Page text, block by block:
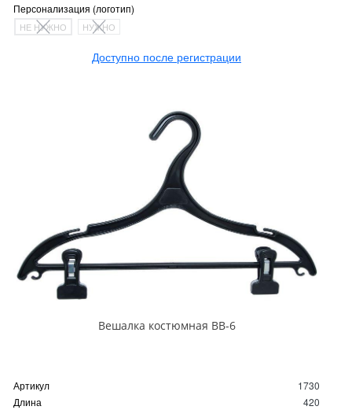
Персонализация (логотип)
НЕ НУЖНО НУЖНО
Доступно после регистрации
Вешалка костюмная ВВ-6
Артикул
1730
Длина
420